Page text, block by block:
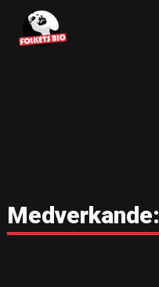
Medverkande: